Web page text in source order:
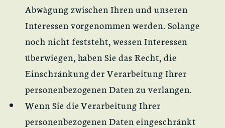
Abwägung zwischen Ihren und unseren
Interessen vorgenommen werden. Solange
noch nicht feststeht, wessen Interessen
überwiegen, haben Sie das Recht, die
Einschränkung der Verarbeitung Ihrer
personenbezogenen Daten zu verlangen.
Wenn Sie die Verarbeitung Ihrer
personenbezogenen Daten eingeschränkt